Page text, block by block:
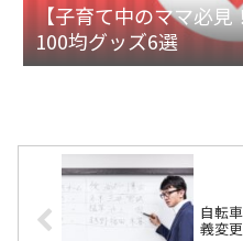
【子育て中のママ必見
100均グッズ6選
自転
義変